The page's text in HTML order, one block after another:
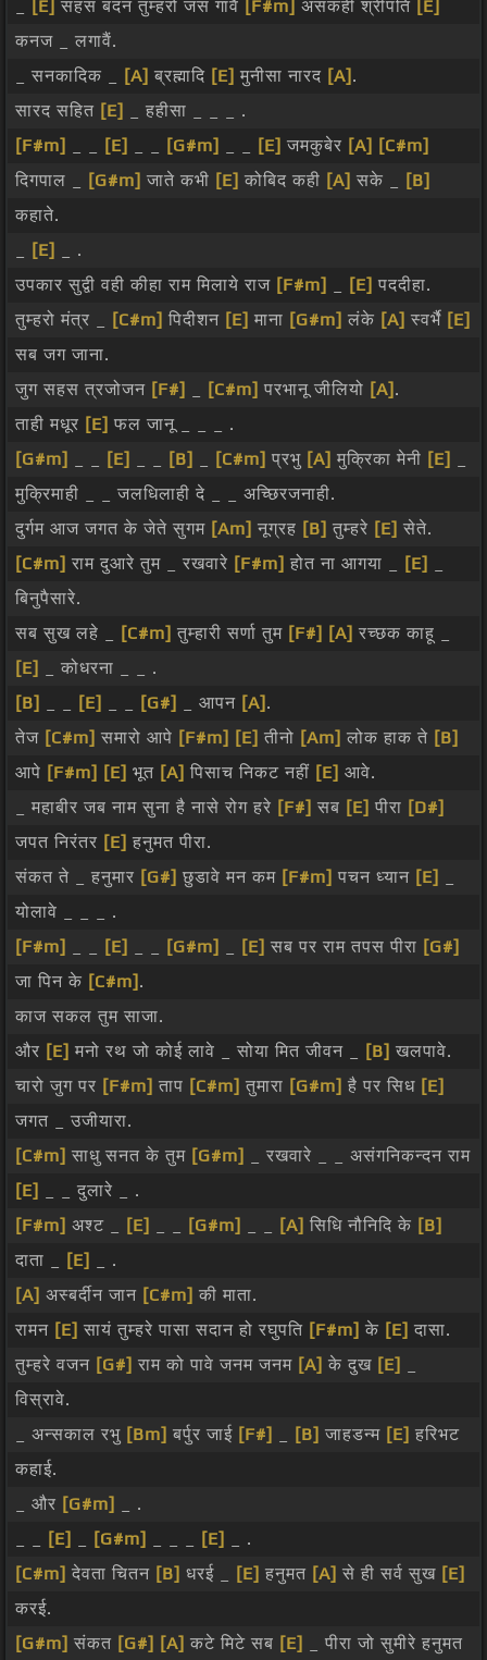
[E] सहस बदन तुम्हरो जस गावैं [F#m] असकही श्रीपति
[E]
कनज _ लगावैं.
_ सनकादिक _
[A] ब्रह्मादि [E] मुनीसा नारद [A] .
सारद सहित [E]
_ हहीसा _ _ _ .
[F#m]
[E] [G#m] [E] जमकुबेर [A] [C#m]
दिगपाल _
[G#m] जाते कभी [E] कोबिद कही [A] सके _
[B]
कहाते.
[E]
_ .
उपकार सुद्वी वही कीहा राम मिलाये राज [F#m] [E] पददीहा.
तुम्हरो मंत्र _
[C#m] पिदीशन [E] माना [G#m] लंके [A] स्वर्भै [E]
सब जग जाना.
जुग सहस त्रजोजन [F#] [C#m] परभानू जीलियो [A] .
ताही मधूर [E] फल जानू _ _ _ .
[G#m]
[E] [B] [C#m] प्रभु [A] मुक्रिका मेनी [E]
मुक्रिमाही _ _ जलधिलाही दे _ _ अच्छिरजनाही.
दुर्गम आज जगत के जेते सुगम [Am] नूग्रह [B] तुम्हरे [E] सेते.
[C#m] राम दुआरे तुम _ रखवारे [F#m] होत ना आगया _ [E]
बिनुपैसारे.
सब सुख लहे _
[C#m] तुम्हारी सर्णा तुम [F#] [A] रच्छक काहू _
[E]
_ कोधरना _ _ .
[B]
[E] [G#] _ आपन [A] .
तेज [C#m] समारो आपे [F#m] [E] तीनो [Am] लोक हाक ते [B]
आपे [F#m] [E] भूत [A] पिसाच निकट नहीं [E] आवे.
_ महाबीर जब नाम सुना है नासे रोग हरे [F#] सब [E] पीरा [D#]
जपत निरंतर [E] हनुमत पीरा.
संकत ते _ हनुमार [G#] छुडावे मन कम [F#m] पचन ध्यान [E]
योलावे _ _ _ .
[F#m]
[E] [G#m] [E] सब पर राम तपस पीरा [G#]
जा पिन के [C#m] .
काज सकल तुम साजा.
और [E] मनो रथ जो कोई लावे _ सोया मित जीवन _ [B] खलपावे.
चारो जुग पर [F#m] ताप [C#m] तुमारा [G#m] है पर सिध [E]
जगत _ उजीयारा.
[C#m] साधु सनत के तुम [G#m]
_ रखवारे _ _ असंगनिकन्दन राम
[E]
_ _ दुलारे _ .
[F#m] अश्ट _ [E] [G#m] [A] सिधि नौनिदि के [B]
दाता _
[E]
_ .
[A] अस्बर्दीन जान [C#m] की माता.
रामन [E] सायं तुम्हरे पासा सदान हो रघुपति [F#m] के [E] दासा.
तुम्हरे वजन [G#] राम को पावे जनम जनम [A] के दुख [E]
विस्रावे.
_ अन्सकाल रभु [Bm] बर्पुर जाई [F#] [B] जाहडन्म [E] हरिभट
कहाई.
_ और [G#m]
_ .
[E] [G#m] [E]
_ .
[C#m] देवता चितन [B] धरई _ [E] हनुमत [A] से ही सर्व सुख [E]
करई.
[G#m] संकत [G#] [A] कटे मिटे सब [E]
_ पीरा जो सुमीरे हनुमत